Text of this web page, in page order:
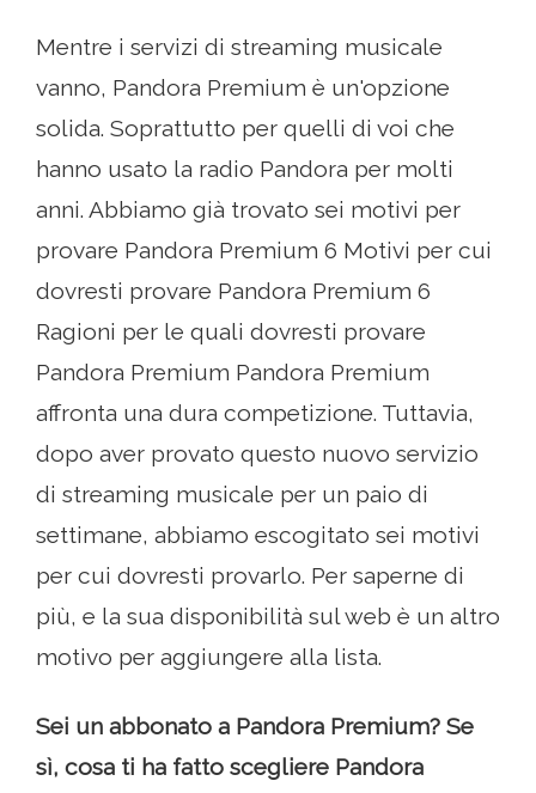
Mentre i servizi di streaming musicale
vanno, Pandora Premium è un'opzione
solida. Soprattutto per quelli di voi che
hanno usato la radio Pandora per molti
anni. Abbiamo già trovato sei motivi per
provare Pandora Premium 6 Motivi per cui
dovresti provare Pandora Premium 6
Ragioni per le quali dovresti provare
Pandora Premium Pandora Premium
affronta una dura competizione. Tuttavia,
dopo aver provato questo nuovo servizio
di streaming musicale per un paio di
settimane, abbiamo escogitato sei motivi
per cui dovresti provarlo. Per saperne di
più, e la sua disponibilità sul web è un altro
motivo per aggiungere alla lista.
Sei un abbonato a Pandora Premium? Se
sì, cosa ti ha fatto scegliere Pandora